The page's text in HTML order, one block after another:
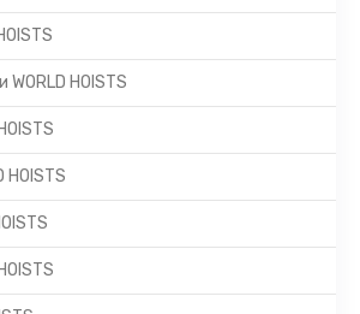
HOISTS
HOISTS